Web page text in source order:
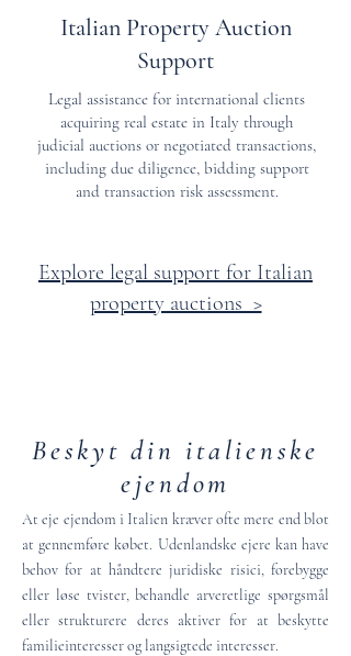
Italian Property Auction
Support
Legal assistance for international clients
acquiring real estate in Italy through
judicial auctions or negotiated transactions,
including due diligence, bidding support
and transaction risk assessment.
Explore legal support for Italian
property auctions >
Beskyt din italienske
ejendom
At eje ejendom i Italien kræver ofte mere end blot
at gennemføre købet. Udenlandske ejere kan have
behov for at håndtere juridiske risici, forebygge
eller løse tvister, behandle arveretlige spørgsmål
eller strukturere deres aktiver for at beskytte
familieinteresser og langsigtede interesser.